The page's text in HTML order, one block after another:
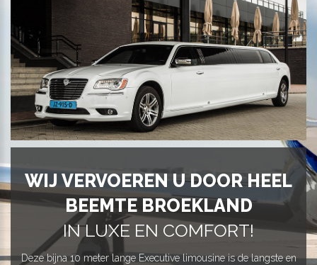
WIJ VERVOEREN U DOOR HEEL
BEEMTE BROEKLAND
IN LUXE EN COMFORT!
Deze bijna 10 meter lange Executive limousine is de langste en